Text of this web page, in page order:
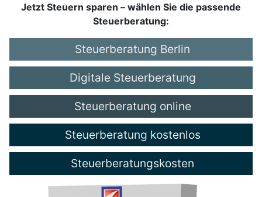
Jetzt Steuern sparen – wählen Sie die passende
Steuerberatung:
Steuerberatung Berlin
Digitale Steuerberatung
Steuerberatung online
Steuerberatung kostenlos
Steuerberatungskosten